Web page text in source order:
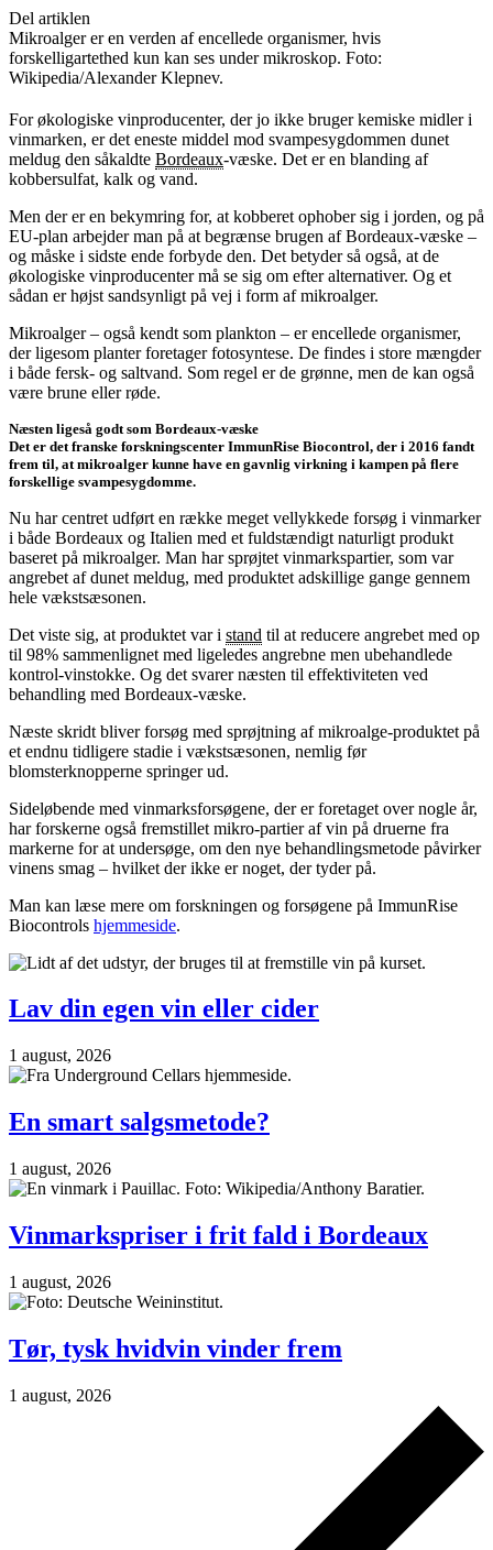
Del artiklen
Mikroalger er en verden af encellede organismer, hvis
forskelligartethed kun kan ses under mikroskop. Foto:
Wikipedia/Alexander Klepnev.
For økologiske vinproducenter, der jo ikke bruger kemiske midler i
vinmarken, er det eneste middel mod svampesygdommen dunet
meldug den såkaldte Bordeaux-væske. Det er en blanding af
kobbersulfat, kalk og vand.
Men der er en bekymring for, at kobberet ophober sig i jorden, og på
EU-plan arbejder man på at begrænse brugen af Bordeaux-væske –
og måske i sidste ende forbyde den. Det betyder så også, at de
økologiske vinproducenter må se sig om efter alternativer. Og et
sådan er højst sandsynligt på vej i form af mikroalger.
Mikroalger – også kendt som plankton – er encellede organismer,
der ligesom planter foretager fotosyntese. De findes i store mængder
i både fersk- og saltvand. Som regel er de grønne, men de kan også
være brune eller røde.
Næsten ligeså godt som Bordeaux-væske
Det er det franske forskningscenter ImmunRise Biocontrol, der i 2016 fandt
frem til, at mikroalger kunne have en gavnlig virkning i kampen på flere
forskellige svampesygdomme.
Nu har centret udført en række meget vellykkede forsøg i vinmarker
i både Bordeaux og Italien med et fuldstændigt naturligt produkt
baseret på mikroalger. Man har sprøjtet vinmarkspartier, som var
angrebet af dunet meldug, med produktet adskillige gange gennem
hele vækstsæsonen.
Det viste sig, at produktet var i stand til at reducere angrebet med op
til 98% sammenlignet med ligeledes angrebne men ubehandlede
kontrol-vinstokke. Og det svarer næsten til effektiviteten ved
behandling med Bordeaux-væske.
Næste skridt bliver forsøg med sprøjtning af mikroalge-produktet på
et endnu tidligere stadie i vækstsæsonen, nemlig før
blomsterknopperne springer ud.
Sideløbende med vinmarksforsøgene, der er foretaget over nogle år,
har forskerne også fremstillet mikro-partier af vin på druerne fra
markerne for at undersøge, om den nye behandlingsmetode påvirker
vinens smag – hvilket der ikke er noget, der tyder på.
Man kan læse mere om forskningen og forsøgene på ImmunRise
Biocontrols hjemmeside.
Lav din egen vin eller cider
1 august, 2026
En smart salgsmetode?
1 august, 2026
Vinmarkspriser i frit fald i Bordeaux
1 august, 2026
Tør, tysk hvidvin vinder frem
1 august, 2026